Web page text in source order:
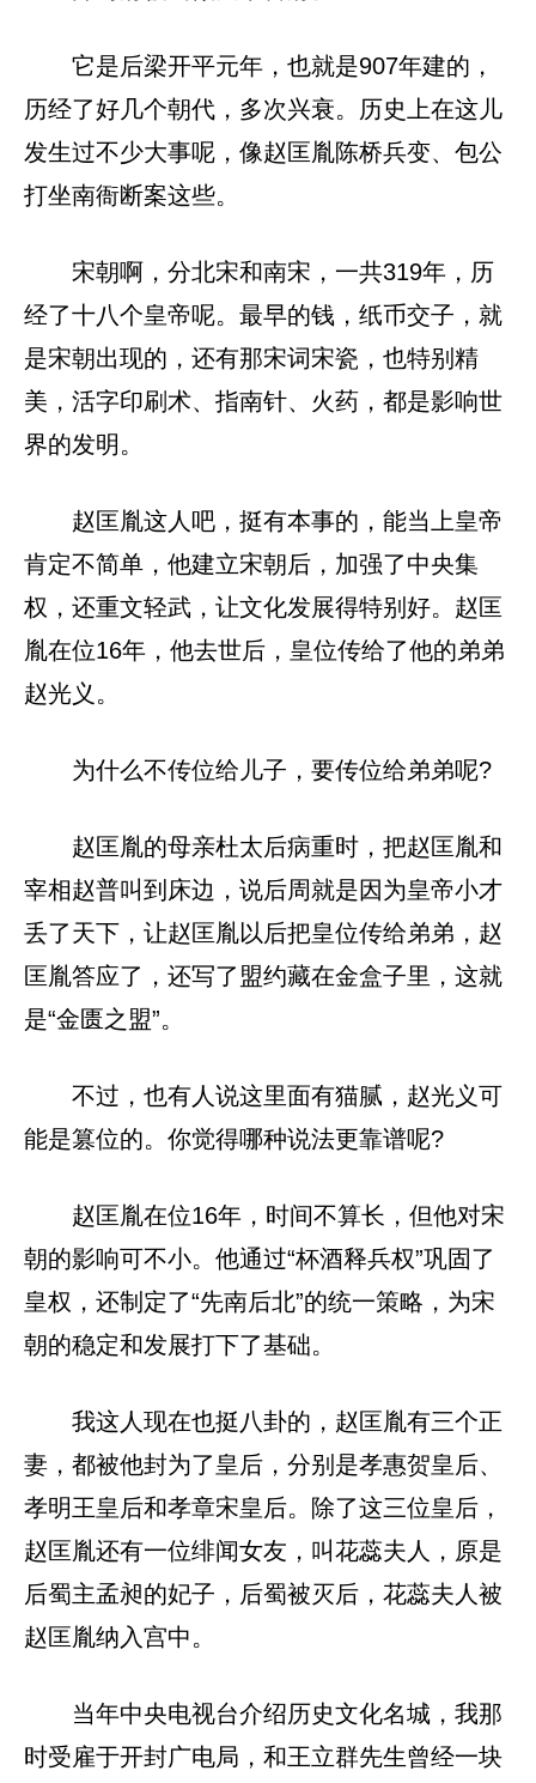
它是后梁开平元年，也就是907年建的，
历经了好几个朝代，多次兴衰。历史上在这儿
发生过不少大事呢，像赵匡胤陈桥兵变、包公
打坐南衙断案这些。
宋朝啊，分北宋和南宋，一共319年，历
经了十八个皇帝呢。最早的钱，纸币交子，就
是宋朝出现的，还有那宋词宋瓷，也特别精
美，活字印刷术、指南针、火药，都是影响世
界的发明。
赵匡胤这人吧，挺有本事的，能当上皇帝
肯定不简单，他建立宋朝后，加强了中央集
权，还重文轻武，让文化发展得特别好。赵匡
胤在位16年，他去世后，皇位传给了他的弟弟
赵光义。
为什么不传位给儿子，要传位给弟弟呢?
赵匡胤的母亲杜太后病重时，把赵匡胤和
宰相赵普叫到床边，说后周就是因为皇帝小才
丢了天下，让赵匡胤以后把皇位传给弟弟，赵
匡胤答应了，还写了盟约藏在金盒子里，这就
是“金匮之盟”。
不过，也有人说这里面有猫腻，赵光义可
能是篡位的。你觉得哪种说法更靠谱呢?
赵匡胤在位16年，时间不算长，但他对宋
朝的影响可不小。他通过“杯酒释兵权”巩固了
皇权，还制定了“先南后北”的统一策略，为宋
朝的稳定和发展打下了基础。
我这人现在也挺八卦的，赵匡胤有三个正
妻，都被他封为了皇后，分别是孝惠贺皇后、
孝明王皇后和孝章宋皇后。除了这三位皇后，
赵匡胤还有一位绯闻女友，叫花蕊夫人，原是
后蜀主孟昶的妃子，后蜀被灭后，花蕊夫人被
赵匡胤纳入宫中。
当年中央电视台介绍历史文化名城，我那
时受雇于开封广电局，和王立群先生曾经一块